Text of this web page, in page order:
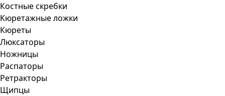
Костные скребки
Кюретажные ложки
Кюреты
Люксаторы
Ножницы
Распаторы
Ретракторы
Щипцы